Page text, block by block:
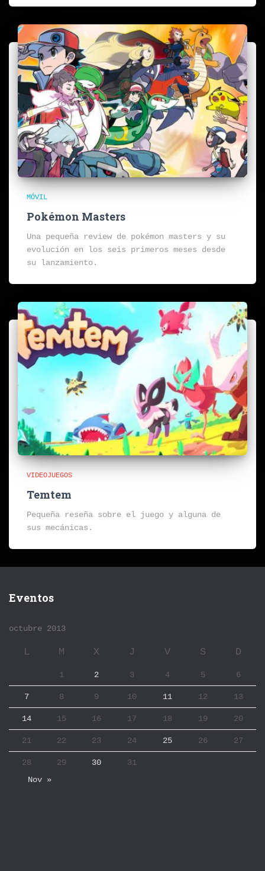
MÓVIL
Pokémon Masters
Una pequeña review de pokémon masters y su
evolución en los seis primeros meses desde
su lanzamiento.
VIDEOJUEGOS
Temtem
Pequeña reseña sobre el juego y alguna de
sus mecánicas.
Eventos
octubre 2013
L M X J V S D
1 2 3 4 5 6
7 8 9 10 11 12 13
14 15 16 17 18 19 20
21 22 23 24 25 26 27
28 29 30
31
Nov »